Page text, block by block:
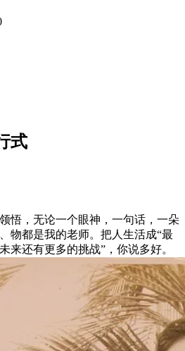
式
悟，无论一个眼神，一句话，一朵
物都是我的老师。把人生活成“最
来还有更多的挑战”，你说多好。